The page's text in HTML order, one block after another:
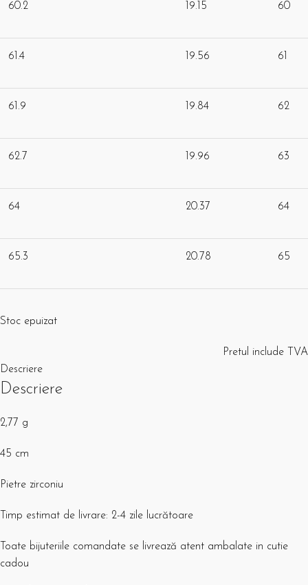
60.2 19.15 60
61.4 19.56 61
61.9 19.84 62
62.7 19.96 63
64 20.37 64
65.3 20.78 65
Stoc epuizat
Pretul include TVA
Descriere
Descriere
2,77 g
45 cm
Pietre zirconiu
Timp estimat de livrare: 2-4 zile lucrătoare
Toate bijuteriile comandate se livrează atent ambalate in cutie
cadou